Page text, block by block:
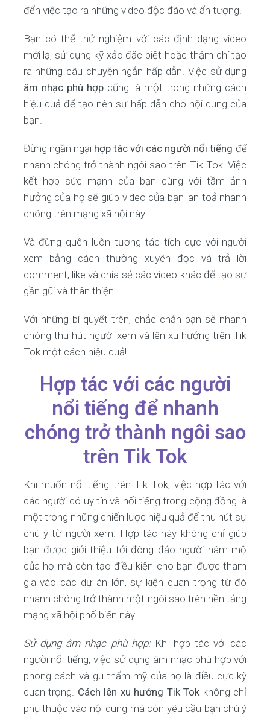
đến việc tạo ra những video độc đáo và ấn tượng.
Bạn có thể thử nghiệm với các định dạng video
mới lạ, sử dụng kỹ xảo đặc biệt hoặc thậm chí tạo
ra những câu chuyện ngắn hấp dẫn. Việc sử dụng
âm nhạc phù hợp cũng là một trong những cách
hiệu quả để tạo nên sự hấp dẫn cho nội dung của
bạn.
Đừng ngần ngại hợp tác với các người nổi tiếng để
nhanh chóng trở thành ngôi sao trên Tik Tok. Việc
kết hợp sức mạnh của bạn cùng với tầm ảnh
hưởng của họ sẽ giúp video của bạn lan toả nhanh
chóng trên mạng xã hội này.
Và đừng quên luôn tương tác tích cực với người
xem bằng cách thường xuyên đọc và trả lời
comment, like và chia sẻ các video khác để tạo sự
gần gũi và thân thiện.
Với những bí quyết trên, chắc chắn bạn sẽ nhanh
chóng thu hút người xem và lên xu hướng trên Tik
Tok một cách hiệu quả!
Hợp tác với các người
nổi tiếng để nhanh
chóng trở thành ngôi sao
trên Tik Tok
Khi muốn nổi tiếng trên Tik Tok, việc hợp tác với
các người có uy tín và nổi tiếng trong cộng đồng là
một trong những chiến lược hiệu quả để thu hút sự
chú ý từ người xem. Hợp tác này không chỉ giúp
bạn được giới thiệu tới đông đảo người hâm mộ
của họ mà còn tạo điều kiện cho bạn được tham
gia vào các dự án lớn, sự kiện quan trọng từ đó
nhanh chóng trở thành một ngôi sao trên nền tảng
mạng xã hội phổ biến này.
Sử dụng âm nhạc phù hợp:Khi hợp tác với các
người nổi tiếng, việc sử dụng âm nhạc phù hợp với
phong cách và gu thẩm mỹ của họ là điều cực kỳ
quan trọng. Cách lên xu hướng Tik Tok không chỉ
phụ thuộc vào nội dung mà còn yêu cầu bạn chú ý